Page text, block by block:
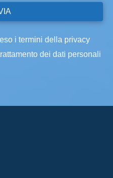
i termini della privacy
dei dati personali